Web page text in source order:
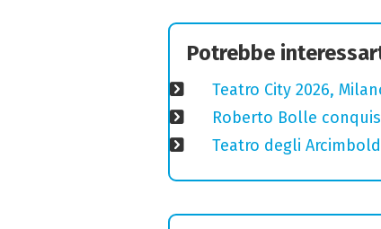
Potrebbe
Teatro City 2026,
Roberto Bolle
Teatro degli